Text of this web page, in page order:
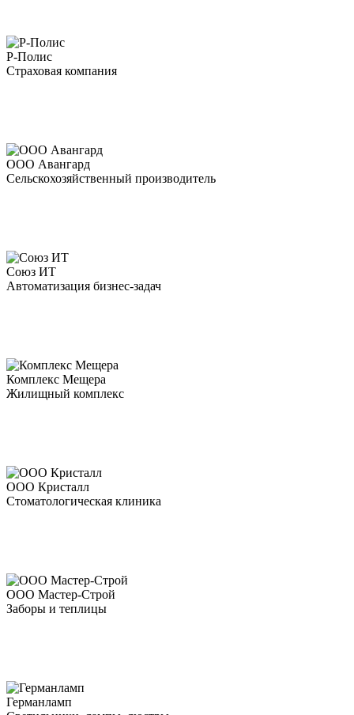
Р-Полис
Страховая компания
ООО Авангард
Сельскохозяйственный производитель
Союз ИТ
Автоматизация бизнес-задач
Комплекс Мещера
Жилищный комплекс
ООО Кристалл
Стоматологическая клиника
ООО Мастер-Строй
Заборы и теплицы
Германламп